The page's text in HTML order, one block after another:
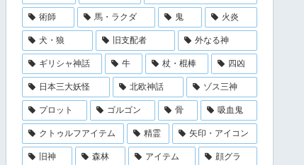
術師 馬・ラクダ 鬼 火炎
犬・狼 旧支配者 外なる神
ギリシャ神話 牛 杖・棍棒 四凶
日本三大妖怪 北欧神話 ゾス三神
プロット ゴルゴン 骨 吸血鬼
クトゥルフアイテム 精霊 矢印・アイコン
旧神 森林 アイテム 顔グラ